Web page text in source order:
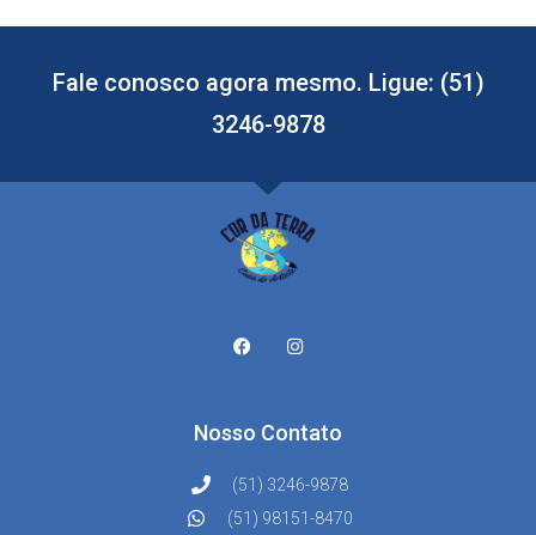
Fale conosco agora mesmo. Ligue: (51)
3246-9878
Nosso Contato
(51) 3246-9878
(51) 98151-8470